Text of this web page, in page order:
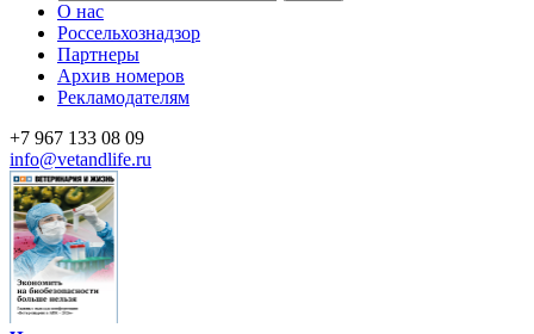
О нас
Россельхознадзор
Партнеры
Архив номеров
Рекламодателям
+7 967 133 08 09
info@vetandlife.ru